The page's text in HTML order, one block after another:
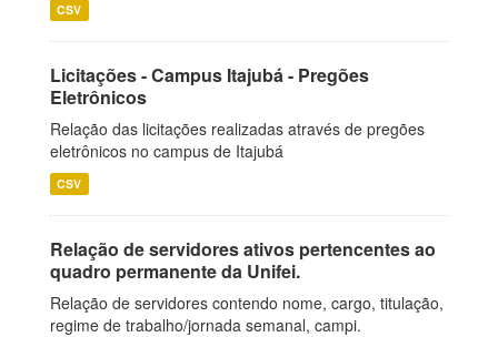
CSV
Licitações - Campus Itajubá - Pregões
Eletrônicos
Relação das licitações realizadas através de pregões
eletrônicos no campus de Itajubá
CSV
Relação de servidores ativos pertencentes ao
quadro permanente da Unifei.
Relação de servidores contendo nome, cargo, titulação,
regime de trabalho/jornada semanal, campi.